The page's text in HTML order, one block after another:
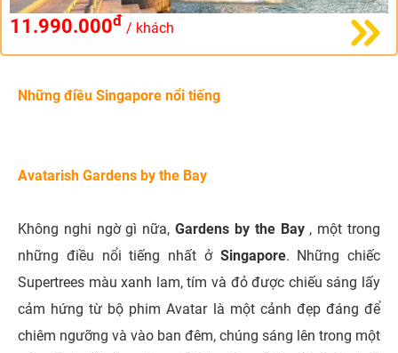
11.990.000đ / khách
Những điều Singapore nổi tiếng
Avatarish Gardens by the Bay
Không nghi ngờ gì nữa,Gardens by the Bay, một trong
những điều nổi tiếng nhất ở Singapore. Những chiếc
Supertrees màu xanh lam, tím và đỏ được chiếu sáng lấy
cảm hứng từ bộ phim Avatar là một cảnh đẹp đáng để
chiêm ngưỡng và vào ban đêm, chúng sáng lên trong một